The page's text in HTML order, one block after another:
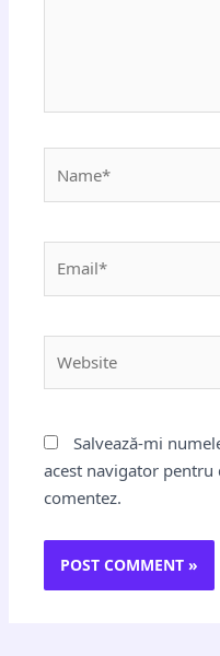
Salvează-mi
acest navigator pentru
comentez.